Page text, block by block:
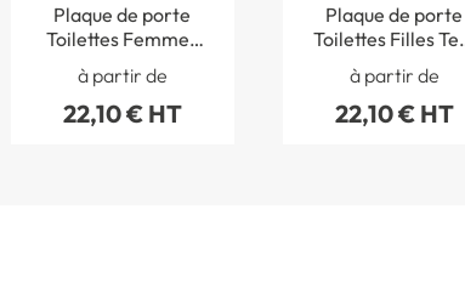
Plaque de porte
Toilettes Femmes
Text´icone® - H 60 x
L 160 mm
à partir de
22,10 € HT
Plaque de porte
Toilettes Filles
´icone® - H 60 x L
160 mm
à partir de
22,10 € HT